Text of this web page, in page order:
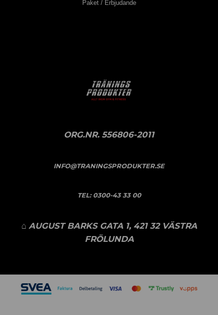
Paket / Erbjudande
ORG.NR. 556806-2011
INFO@TRANINGSPRODUKTER.SE
TEL:0300-43 33 00
⌂ AUGUST BARKS GATA 1, 421 32 VÄSTRA
FRÖLUNDA